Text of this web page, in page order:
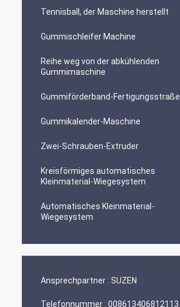
Tennisball, der Maschine herstellt
Gummischleifer Machine
Reihe weg von der abkühlenden
Gummimaschine
Gummiförderband-Fertigungsstraße
Gummikalender-Maschine
Zwei-Schrauben-Extruder
Kreisförmiges automatisches
Kleinmaterial-Wiegesystem
Automatisches Kleinmaterial-
Wiegesystem
Ansprechpartner : SUZEN
Telefonnummer : 008613406812113